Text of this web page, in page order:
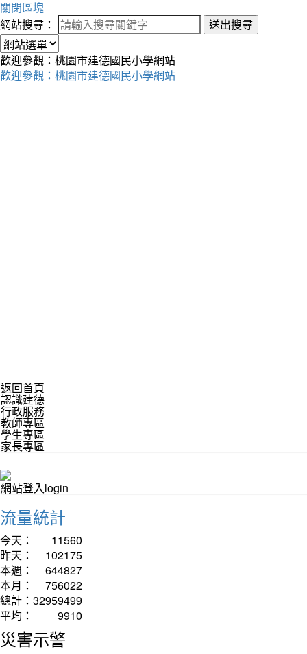
關閉區塊
網站搜尋：
送出搜尋
歡迎參觀：桃園市建德國民小學網站
歡迎參觀：桃園市建德國民小學網站
返回首頁
認識建德
行政服務
教師專區
學生專區
家長專區
網站登入login
流量統計
今天：
11560
昨天：
102175
本週：
644827
本月：
756022
總計： 32959499
平均：
9910
災害示警